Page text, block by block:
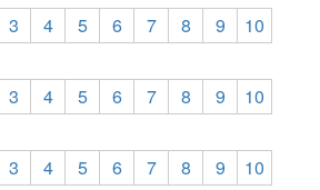
3 4 5 6 7 8 9
10
3 4 5 6 7 8 9
10
3 4 5 6 7 8 9
10